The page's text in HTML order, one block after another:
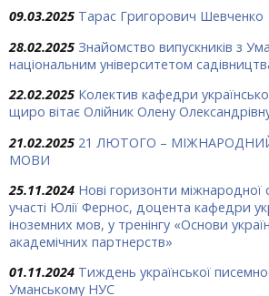
09.03.2025 Тарас Григорович Шевченко
28.02.2025 Знайомство випускників з
національним університетом
22.02.2025 Колектив кафедри
щиро вітає Олійник Олену
21.02.2025 21 ЛЮТОГО –
МОВИ
25.11.2024 Нові горизонти міжнародної
участі Юлії Фернос, доцента кафедри
іноземних мов, у тренінгу «Основи
академічних партнерств»
01.11.2024 Тиждень української
Уманському НУС